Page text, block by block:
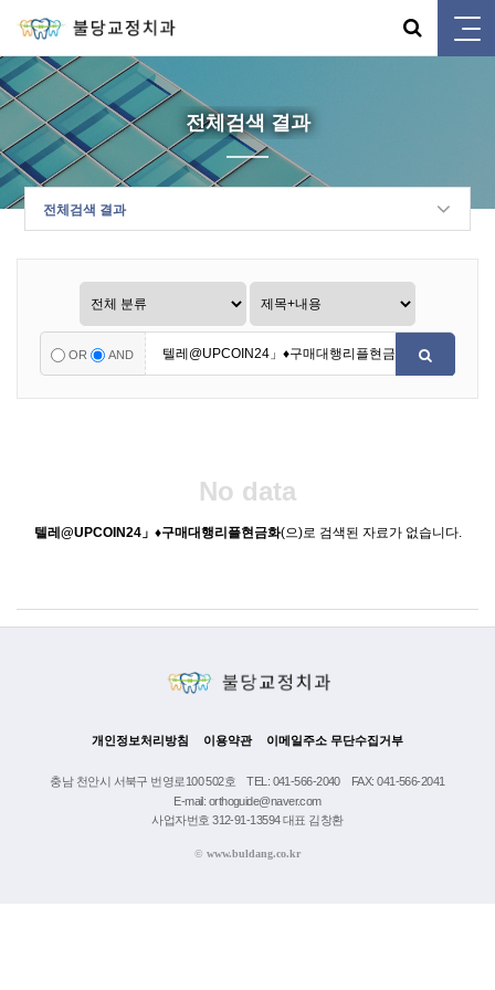
전체검색 결과
전체검색 결과
OR AND
No data
텔레@UPCOIN24」♦구매대행리플현금화(으)로 검색된 자료가 없습니다.
개인정보처리방침 이용약관 이메일주소 무단수집거부
충남 천안시 서북구 번영로100 502호 TEL: 041-566-2040
FAX: 041-566-2041
E-mail: orthoguide@naver.com
사업자번호 312-91-13594 대표 김창환
© www.buldang.co.kr